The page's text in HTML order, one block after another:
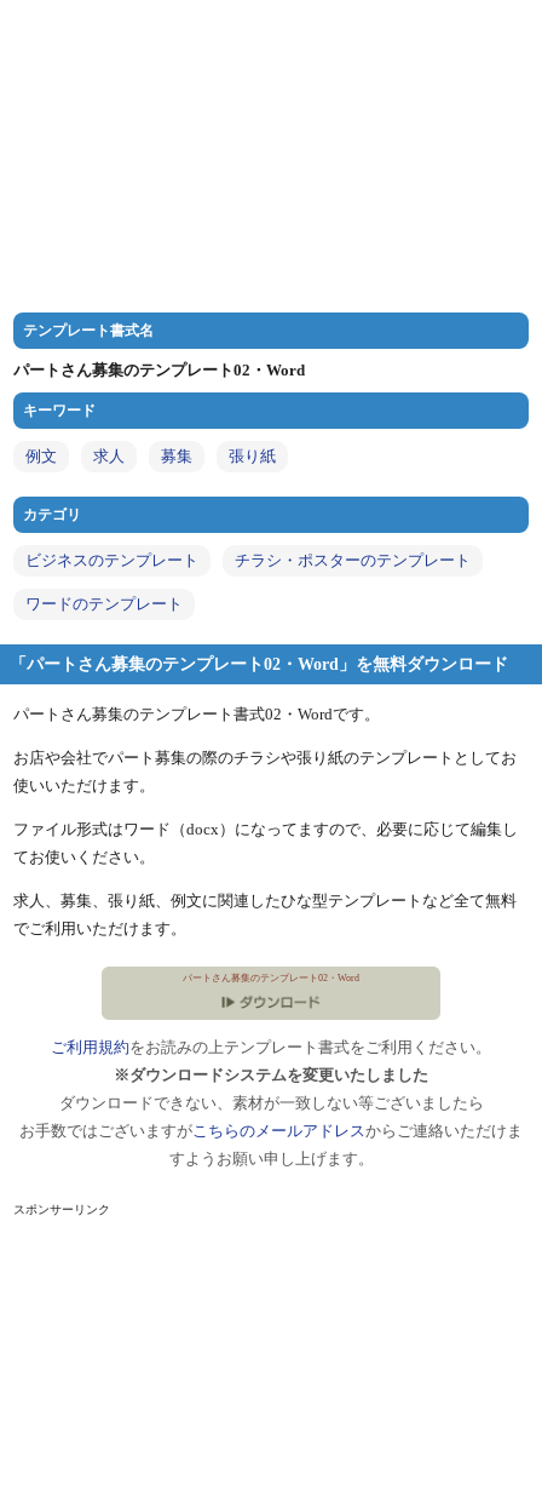
テンプレート書式名
パートさん募集のテンプレート02・Word
キーワード
例文 求人 募集 張り紙
カテゴリ
ビジネスのテンプレート チラシ・ポスターのテンプレート
ワードのテンプレート
「パートさん募集のテンプレート02・Word」を無料ダウンロード
パートさん募集のテンプレート書式02・Wordです。
お店や会社でパート募集の際のチラシや張り紙のテンプレートとしてお
使いいただけます。
ファイル形式はワード（docx）になってますので、必要に応じて編集し
てお使いください。
求人、募集、張り紙、例文に関連したひな型テンプレートなど全て無料
でご利用いただけます。
パートさん募集のテンプレート02・Word
ご利用規約をお読みの上テンプレート書式をご利用ください。
※ダウンロードシステムを変更いたしました
ダウンロードできない、素材が一致しない等ございましたら
お手数ではございますがこちらのメールアドレスからご連絡いただけま
すようお願い申し上げます。
スポンサーリンク